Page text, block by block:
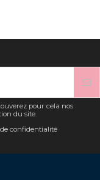
pour cela nos
du site.
confidentialité